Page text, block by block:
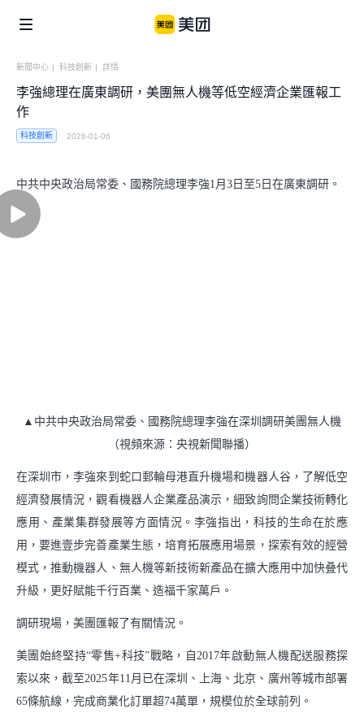
企業社會責任
便利用戶生活
騎手關懷與發展
中華老字號服務包
推動綠色消費
支持鄉村振興
參與應急救災
美團公益
美團公益基金會
青山科技基金
信息公開
商家生態
食品安全
新聞中心 | 科技創新 | 詳情
李強總理在廣東調研，美團無人機等低空經濟企業匯報工
作
科技創新 2026-01-06
中共中央政治局常委、國務院總理李強1月3日至5日在廣東調研。
▲中共中央政治局常委、國務院總理李強在深圳調研美團無人機
（視頻來源：央視新聞聯播）
在深圳市，李強來到蛇口郵輪母港直升機場和機器人谷，了解低空
經濟發展情況，觀看機器人企業產品演示，細致詢問企業技術轉化
應用、產業集群發展等方面情況。李強指出，科技的生命在於應
用，要進壹步完善產業生態，培育拓展應用場景，探索有效的經營
模式，推動機器人、無人機等新技術新產品在擴大應用中加快叠代
升級，更好賦能千行百業、造福千家萬戶。
調研現場，美團匯報了有關情況。
美團始終堅持“零售+科技”戰略，自2017年啟動無人機配送服務探
索以來，截至2025年11月已在深圳、上海、北京、廣州等城市部署
65條航線，完成商業化訂單超74萬單，規模位於全球前列。